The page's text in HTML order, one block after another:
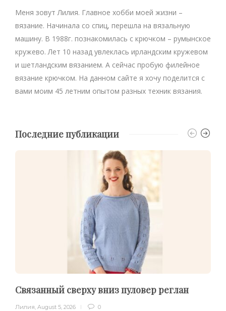
Меня зовут Лилия. Главное хобби моей жизни –
вязание. Начинала со спиц, перешла на вязальную
машину. В 1988г. познакомилась с крючком – румынское
кружево. Лет 10 назад увлеклась ирландским кружевом
и шетландским вязанием. А сейчас пробую филейное
вязание крючком. На данном сайте я хочу поделится с
вами моим 45 летним опытом разных техник вязания.
Последние публикации
Связанный сверху вниз пуловер реглан
Лилия August 5, 2026 0